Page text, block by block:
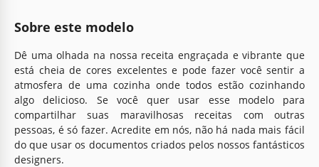
Sobre este modelo
Dê uma olhada na nossa receita engraçada e vibrante que
está cheia de cores excelentes e pode fazer você sentir a
atmosfera de uma cozinha onde todos estão cozinhando
algo delicioso. Se você quer usar esse modelo para
compartilhar suas maravilhosas receitas com outras
pessoas, é só fazer. Acredite em nós, não há nada mais fácil
do que usar os documentos criados pelos nossos fantásticos
designers.